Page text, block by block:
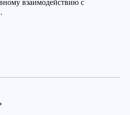
взаимодействию с